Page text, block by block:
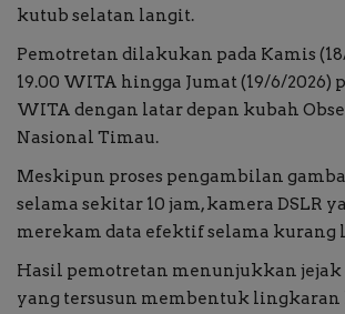
kutub selatan langit.
Pemotretan dilakukan pada Kamis
19.00 WITA hingga Jumat (19/6/2026)
WITA dengan latar depan kubah
Nasional Timau.
Meskipun proses pengambilan
selama sekitar 10 jam, kamera DSLR
merekam data efektif selama kurang
Hasil pemotretan menunjukkan jejak
yang tersusun membentuk lingkaran